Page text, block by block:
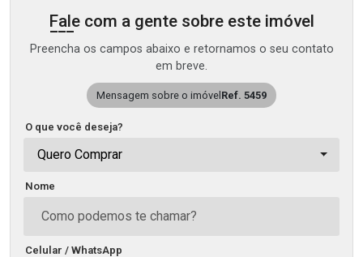
Fale com a gente sobre este imóvel
Preencha os campos abaixo e retornamos o seu contato
em breve.
Mensagem sobre o imóvel Ref. 5459
O que você deseja?
Quero Comprar
Nome
Celular / WhatsApp